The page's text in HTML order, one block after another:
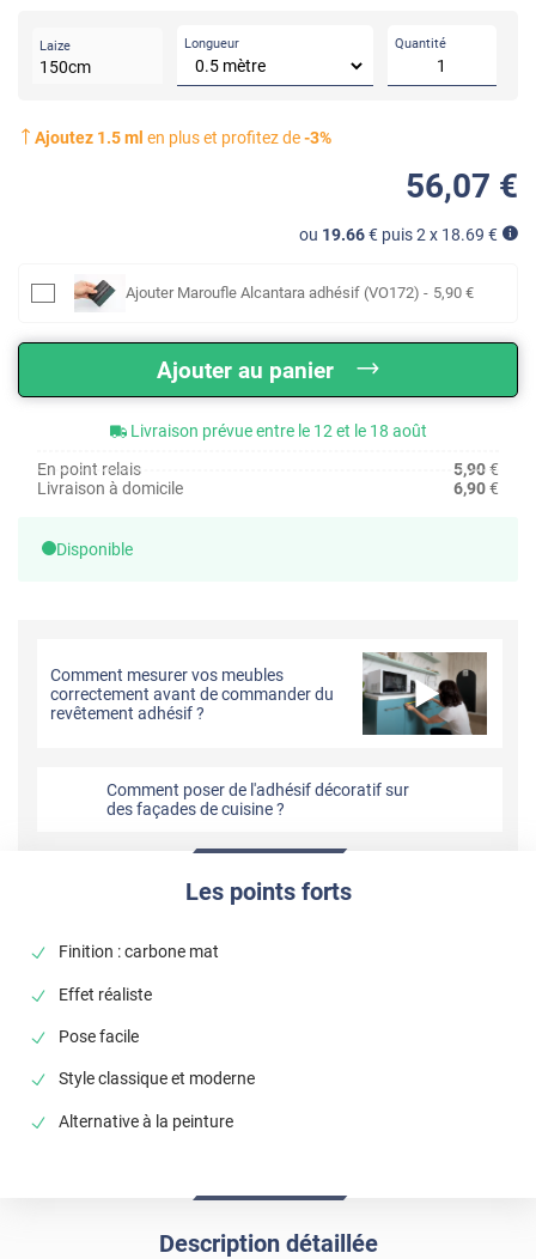
Laize
150cm
Longueur Quantité
Ajoutez 1.5ml en plus et profitez de-3%
56,07 €
ou 19.66€ puis 2 x 18.69 €
Ajouter Maroufle Alcantara adhésif (VO172) - 5,90 €
Ajouter au panier
Livraison prévue entre le 12 et le 18 août
En point relais
5,90€
Livraison à domicile
6,90€
Disponible
Comment mesurer vos meubles
correctement avant de commander du
revêtement adhésif ?
Comment poser de l'adhésif décoratif sur
des façades de cuisine ?
Les points forts
Finition : carbone mat
Effet réaliste
Pose facile
Style classique et moderne
Alternative à la peinture
Description détaillée